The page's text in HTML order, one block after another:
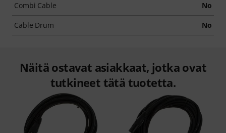
Combi Cable No
Cable Drum No
Näitä ostavat asiakkaat, jotka ovat
tutkineet tätä tuotetta.